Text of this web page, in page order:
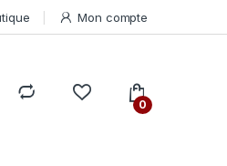
Mon compte
0